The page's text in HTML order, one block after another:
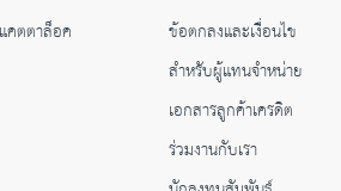
คตตาล็อค
ข้อตกลงและเงื่อนไข
สำหรับผู้แทนจำหน่าย
เอกสารลูกค้าเครดิต
ร่วมงานกับเรา